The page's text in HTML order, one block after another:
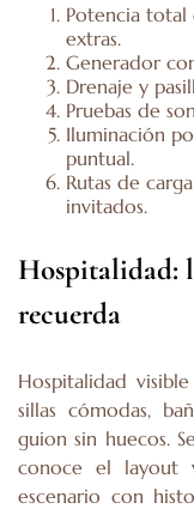
Potencia total
extras.
Generador
Drenaje y
Pruebas de
Iluminación
puntual.
Rutas de
invitados.
Hospitalidad:
recuerda
Hospitalidad
sillas cómodas,
guion sin huecos.
conoce el layout
escenario con